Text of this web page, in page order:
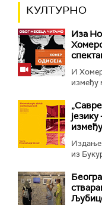
КУЛТУРНО
Иза
И
између
Издање
из